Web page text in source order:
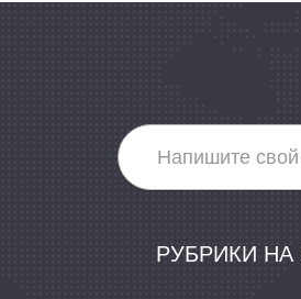
РУБРИКИ НА